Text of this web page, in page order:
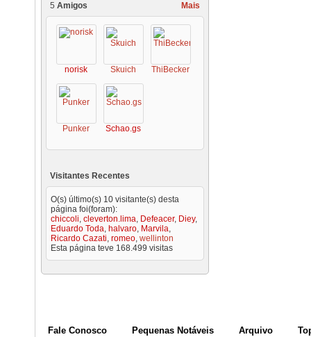
Mais
5 Amigos
norisk Skuich ThiBecker
Punker Schao.gs
Visitantes Recentes
O(s) último(s) 10 visitante(s) desta
página foi(foram):
chiccoli, cleverton.lima, Defeacer, Diey,
Eduardo Toda, halvaro, Marvila,
Ricardo Cazati, romeo, wellinton
Esta página teve 168.499 visitas
Fale Conosco Pequenas Notáveis Arquivo